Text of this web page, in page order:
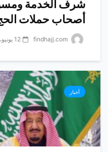
شرف الخدمة
أصحاب حملات
12 يونيو، 2025
أخبار